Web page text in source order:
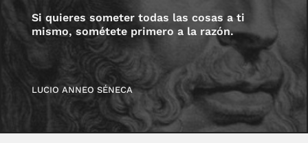
Si quieres someter todas las cosas a ti
mismo, sométete primero a la razón.
LUCIO ANNEO SÉNECA